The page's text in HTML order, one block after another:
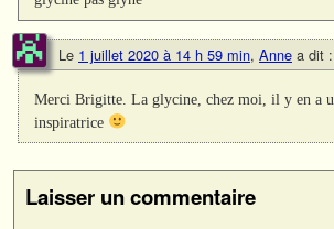
Le 1 juillet 2020 à 14 h 59 min, Anne a dit :
Merci Brigitte. La glycine, chez moi, il y en a
inspiratrice
Laisser un commentaire